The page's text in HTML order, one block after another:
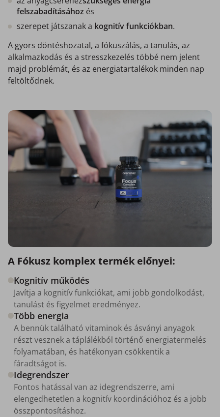
felszabadításához és
szerepet játszanak a kognitív funkciókban.
A gyors döntéshozatal, a fókuszálás, a tanulás, az
alkalmazkodás és a stresszkezelés többé nem jelent
majd problémát, és az energiatartalékok minden nap
feltöltődnek.
A Fókusz komplex termék előnyei:
Kognitív működés
Javítja a kognitív funkciókat, ami jobb gondolkodást,
tanulást és figyelmet eredményez.
Több energia
A bennük található vitaminok és ásványi anyagok
részt vesznek a táplálékból történő energiatermelés
folyamatában, és hatékonyan csökkentik a
fáradtságot is.
Idegrendszer
Fontos hatással van az idegrendszerre, ami
elengedhetetlen a kognitív koordinációhoz és a jobb
összpontosításhoz.